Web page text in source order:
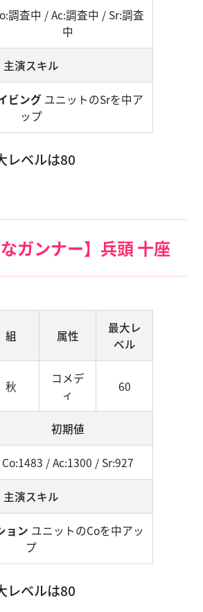
調査中 / Ac:調査中 / Sr:調査
中
主演スキル
ビング ユニットのSrを中ア
ップ
レベルは80
ガンナー】兵頭 十座
組 属性
最大レ
ベル
秋
コメデ
ィ
60
初期値
Co:1483 / Ac:1300 / Sr:927
主演スキル
ョン ユニットのCoを中アッ
プ
レベルは80